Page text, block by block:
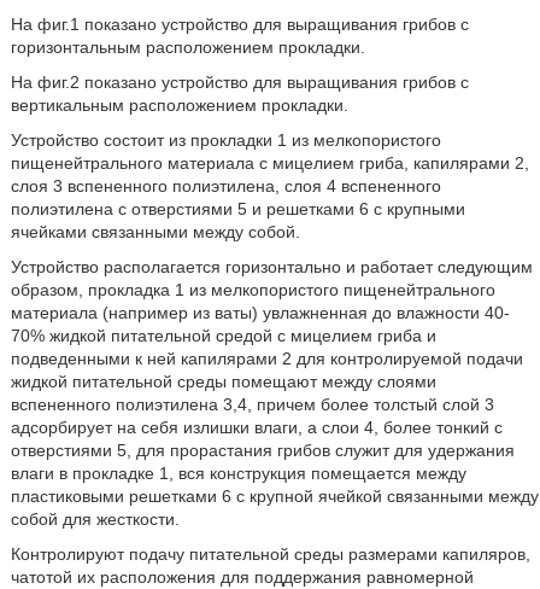
На фиг.1 показано устройство для выращивания грибов с
горизонтальным расположением прокладки.
На фиг.2 показано устройство для выращивания грибов с
вертикальным расположением прокладки.
Устройство состоит из прокладки 1 из мелкопористого
пищенейтрального материала с мицелием гриба, капилярами 2,
слоя 3 вспененного полиэтилена, слоя 4 вспененного
полиэтилена с отверстиями 5 и решетками 6 с крупными
ячейками связанными между собой.
Устройство располагается горизонтально и работает следующим
образом, прокладка 1 из мелкопористого пищенейтрального
материала (например из ваты) увлажненная до влажности 40-
70% жидкой питательной средой с мицелием гриба и
подведенными к ней капилярами 2 для контролируемой подачи
жидкой питательной среды помещают между слоями
вспененного полиэтилена 3,4, причем более толстый слой 3
адсорбирует на себя излишки влаги, а слои 4, более тонкий с
отверстиями 5, для прорастания грибов служит для удержания
влаги в прокладке 1, вся конструкция помещается между
пластиковыми решетками 6 с крупной ячейкой связанными между
собой для жесткости.
Контролируют подачу питательной среды размерами капиляров,
чатотой их расположения для поддержания равномерной